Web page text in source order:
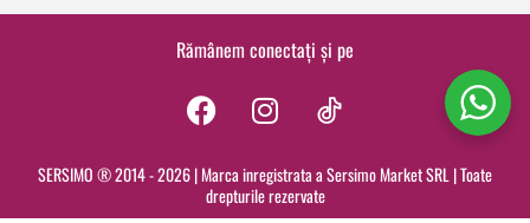
Rămânem conectați și pe
F
c
e
I
s
t
SERSIMO ® 2014 - 2026 | Marca inregistrata a Sersimo Market SRL | Toate
drepturile rezervate